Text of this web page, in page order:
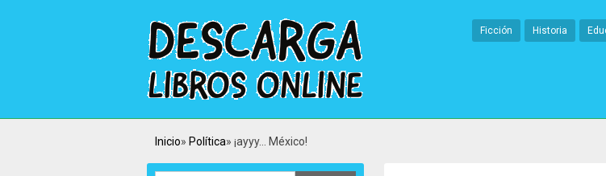
Ficción Historia
Inicio Política ¡ayyy… México!